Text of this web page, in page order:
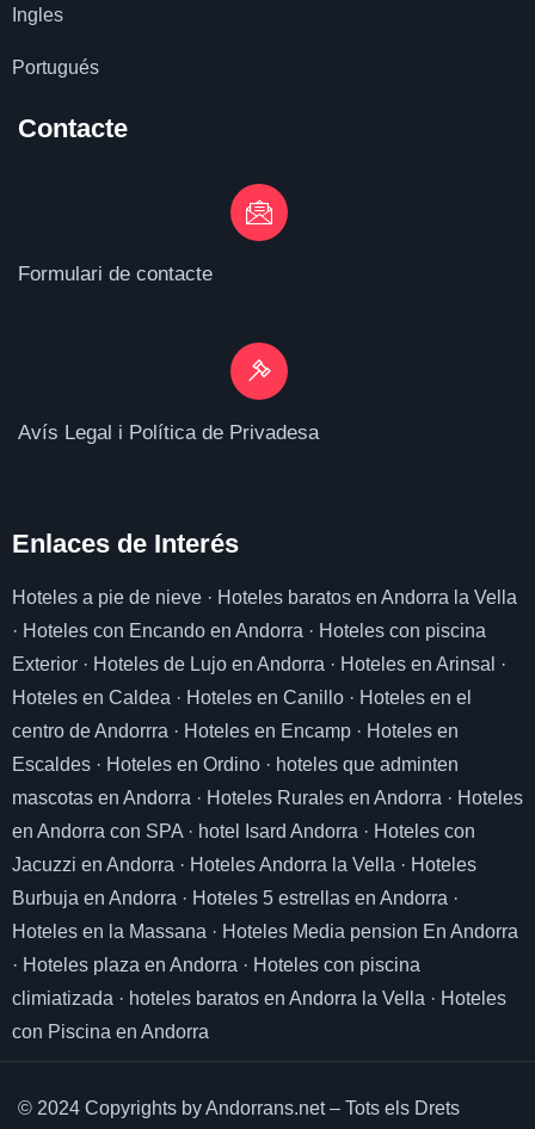
Ingles
Portugués
Contacte
Formulari de contacte
Avís Legal i Política de Privadesa
Enlaces de Interés
Hoteles a pie de nieve · Hoteles baratos en Andorra la Vella
· Hoteles con Encando en Andorra · Hoteles con piscina
Exterior · Hoteles de Lujo en Andorra · Hoteles en Arinsal
·
Hoteles en Caldea · Hoteles en Canillo · Hoteles en el
centro de Andorrra · Hoteles en Encamp · Hoteles en
Escaldes · Hoteles en Ordino · hoteles que adminten
mascotas en Andorra · Hoteles Rurales en Andorra · Hoteles
en Andorra con SPA · hotel Isard Andorra · Hoteles con
Jacuzzi en Andorra · Hoteles Andorra la Vella · Hoteles
Burbuja en Andorra · Hoteles 5 estrellas en Andorra ·
Hoteles en la Massana · Hoteles Media pension En Andorra
· Hoteles plaza en Andorra · Hoteles con piscina
climiatizada · hoteles baratos en Andorra la Vella · Hoteles
con Piscina en Andorra
© 2024 Copyrights by Andorrans.net – Tots els Drets